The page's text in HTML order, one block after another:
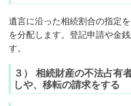
遺言に沿った相続割合の指定
を分配します。登記申請や金
す。
３） 相続財産の不法占有
しや、移転の請求をする